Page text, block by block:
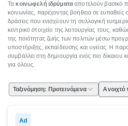
Τα κοινωφελή ιδρύματααποτελούν βασικό
κοινωνίας, παρέχοντας βοήθεια σε
δράσεις που ενισχύουν τη συλλογική
κεντρικό στοιχείο της λειτουργίας τους,
της ποιότητας ζωής των πολιτών μέσω
υποστήριξης, εκπαίδευσης και υγείας. Η
συμβάλλει στη δημιουργία ενός πιο δίκαιου
για όλους.
Ταξινόμηση: Προτεινόμενα Ανοιχτό
Ad